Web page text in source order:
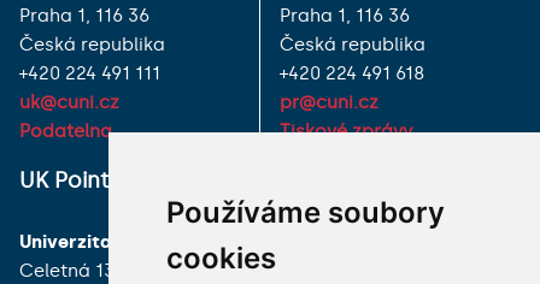
Používáme soubory
cookies
Praha 1, 116 36
Česká republika
+420 224 491 111
uk@cuni.cz
Podatelna
Praha 1, 116 36
Česká republika
+420 224 491 618
pr@cuni.cz
Tiskové zprávy
UK Point
Univerzita Karlova
Celetná 13